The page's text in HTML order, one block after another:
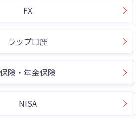
FX
ラップ口座
保険・年金保険
NISA